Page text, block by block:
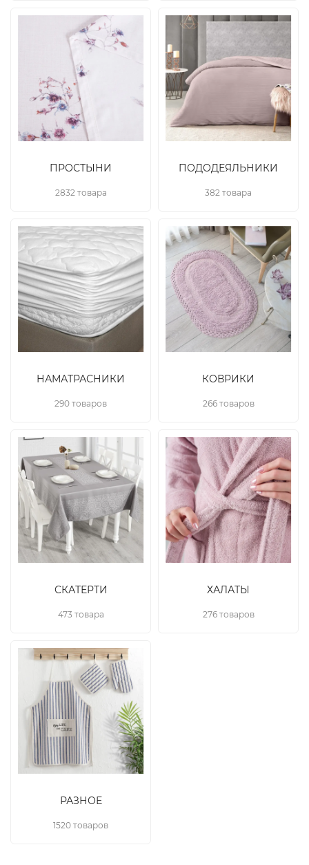
ПРОСТЫНИ
2832 товара
ПОДОДЕЯЛЬНИКИ
382 товара
НАМАТРАСНИКИ
290 товаров
КОВРИКИ
266 товаров
СКАТЕРТИ
473 товара
ХАЛАТЫ
276 товаров
РАЗНОЕ
1520 товаров